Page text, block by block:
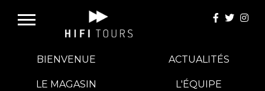
BIENVENUE ACTUALITÉS
LE MAGASIN L'ÉQUIPE